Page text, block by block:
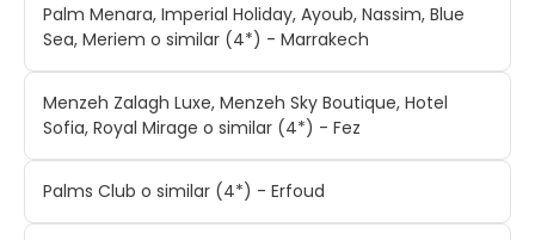
Palm Menara, Imperial Holiday, Ayoub, Nassim, Blue
Sea, Meriem o similar (4*) - Marrakech
Menzeh Zalagh Luxe, Menzeh Sky Boutique, Hotel
Sofia, Royal Mirage o similar (4*) - Fez
Palms Club o similar (4*) - Erfoud